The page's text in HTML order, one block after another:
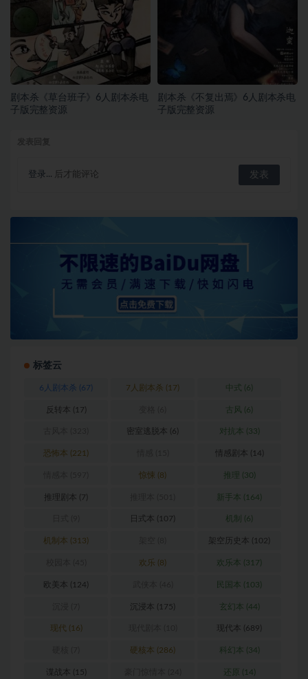
剧本杀《草台班子》6人剧本杀电
子版完整资源
剧本杀《不复出焉》6人剧本杀电
子版完整资源
登录... 后才能评论
标签云
6人剧本杀 (67) 7人剧本杀 (17) 中式 (6)
反转本 (17) 古风 (6)
密室逃脱本 (6) 对抗本 (33)
恐怖本 (221) 情感剧本 (14)
惊悚 (8) 推理 (30)
推理剧本 (7) 新手本 (164)
日式本 (107) 机制 (6)
机制本 (313) 架空历史本 (102)
欢乐 (8) 欢乐本 (317)
欧美本 (124) 民国本 (103)
沉浸本 (175) 玄幻本 (44)
现代 (16) 现代本 (689)
硬核本 (286) 科幻本 (34)
谍战本 (15) 还原 (14)